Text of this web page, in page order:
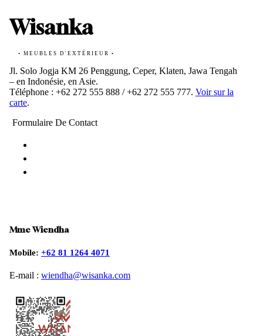
Wisanka
• MEUBLES D'EXTÉRIEUR •
Jl. Solo Jogja KM 26 Penggung, Ceper, Klaten, Jawa Tengah
– en Indonésie, en Asie.
Téléphone : +62 272 555 888 / +62 272 555 777. Voir sur la
carte.
Formulaire De Contact
Mme Wiendha
Mobile: +62 81 1264 4071
E-mail : wiendha@wisanka.com